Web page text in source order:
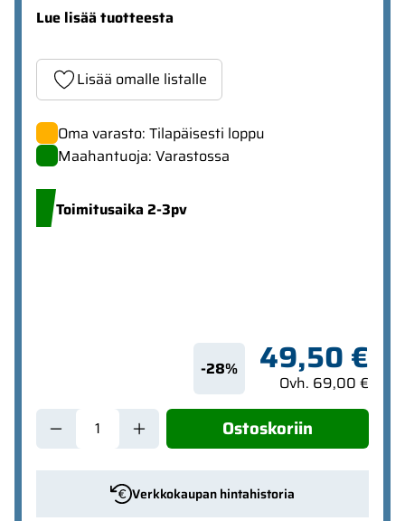
Lue lisää tuotteesta
Lisää omalle listalle
Oma varasto: Tilapäisesti loppu
Maahantuoja: Varastossa
Toimitusaika 2-3pv
-28% 49,50 €
Ovh. 69,00 €
Ostoskoriin
Verkkokaupan hintahistoria